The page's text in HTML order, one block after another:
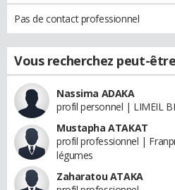
Pas de contact professionnel
Vous recherchez peut-être
Nassima ADAKA
profil personnel | LIMEIL
Mustapha ATAKAT
profil professionnel |
légumes
Zaharatou ATAKA